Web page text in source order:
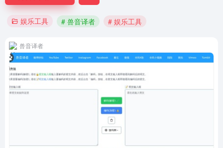
娱乐工具 # 兽音译者 # 娱乐工具
兽音译者